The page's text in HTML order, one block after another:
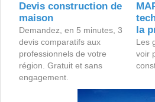
Devis construction de
maison
Demandez, en 5 minutes, 3
devis comparatifs aux
professionnels de votre
région. Gratuit et sans
engagement.
la
Les
voir